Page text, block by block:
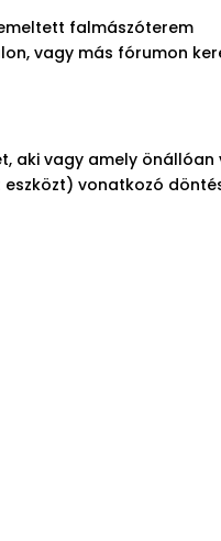
falmászóterem
vagy más fórumon
aki vagy amely önállóan
vonatkozó